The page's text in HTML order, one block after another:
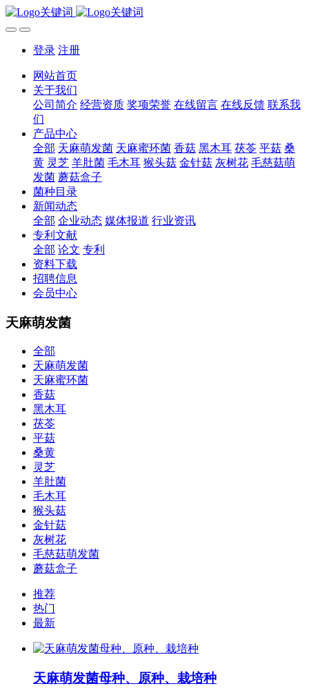
登录 注册
网站首页
关于我们
公司简介 经营资质 奖项荣誉 在线留言 在线反馈 联系我
们
产品中心
全部 天麻萌发菌 天麻蜜环菌 香菇 黑木耳 茯苓 平菇 桑
黄 灵芝 羊肚菌 毛木耳 猴头菇 金针菇 灰树花 毛慈菇萌
发菌 蘑菇盒子
菌种目录
新闻动态
全部 企业动态 媒体报道 行业资讯
专利文献
全部 论文 专利
资料下载
招聘信息
会员中心
天麻萌发菌
全部
天麻萌发菌
天麻蜜环菌
香菇
黑木耳
茯苓
平菇
桑黄
灵芝
羊肚菌
毛木耳
猴头菇
金针菇
灰树花
毛慈菇萌发菌
蘑菇盒子
推荐
热门
最新
天麻萌发菌母种、原种、栽培种